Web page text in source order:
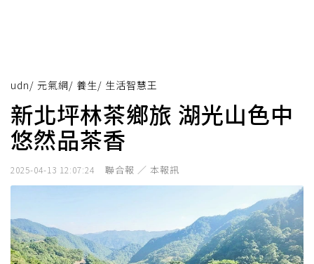
udn/ 元氣網/ 養生/ 生活智慧王
新北坪林茶鄉旅 湖光山色中
悠然品茶香
2025-04-13 12:07:24 聯合報 ／ 本報訊